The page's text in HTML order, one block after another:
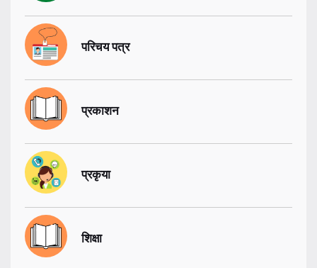
परिचय पत्र
प्रकाशन
प्रकृया
शिक्षा